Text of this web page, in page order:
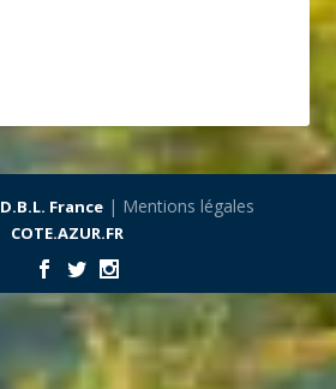
D.B.L. France| Mentions légales
COTE.AZUR.FR